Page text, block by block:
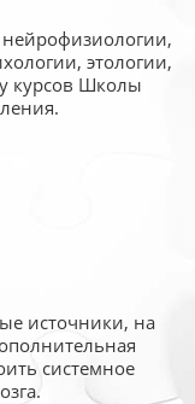
нейрофизиологии,
этологии,
курсов Школы
источники, на
системное